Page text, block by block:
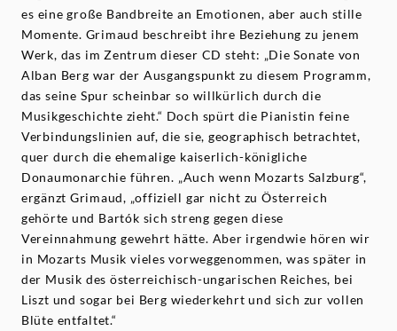
es eine große Bandbreite an Emotionen, aber auch stille
Momente. Grimaud beschreibt ihre Beziehung zu jenem
Werk, das im Zentrum dieser CD steht: „Die Sonate von
Alban Berg war der Ausgangspunkt zu diesem Programm,
das seine Spur scheinbar so willkürlich durch die
Musikgeschichte zieht.“ Doch spürt die Pianistin feine
Verbindungslinien auf, die sie, geographisch betrachtet,
quer durch die ehemalige kaiserlich-königliche
Donaumonarchie führen. „Auch wenn Mozarts Salzburg“,
ergänzt Grimaud, „offiziell gar nicht zu Österreich
gehörte und Bartók sich streng gegen diese
Vereinnahmung gewehrt hätte. Aber irgendwie hören wir
in Mozarts Musik vieles vorweggenommen, was später in
der Musik des österreichisch-ungarischen Reiches, bei
Liszt und sogar bei Berg wiederkehrt und sich zur vollen
Blüte entfaltet.“